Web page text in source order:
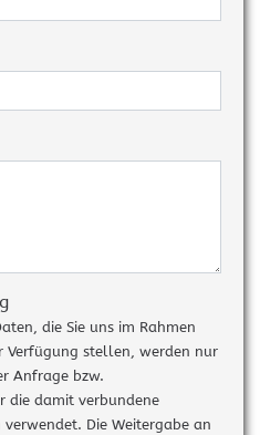
die Sie uns im Rahmen
Verfügung stellen, werden nur
Anfrage bzw.
die damit verbundene
Die Weitergabe an